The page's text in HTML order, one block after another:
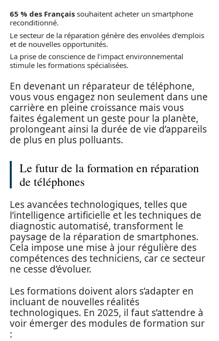
65 % des Français souhaitent acheter un smartphone
reconditionné.
Le secteur de la réparation génère des envolées d’emplois
et de nouvelles opportunités.
La prise de conscience de l’impact environnemental
stimule les formations spécialisées.
En devenant un réparateur de téléphone,
vous vous engagez non seulement dans une
carrière en pleine croissance mais vous
faites également un geste pour la planète,
prolongeant ainsi la durée de vie d’appareils
de plus en plus polluants.
Le futur de la formation en réparation
de téléphones
Les avancées technologiques, telles que
l’intelligence artificielle et les techniques de
diagnostic automatisé, transforment le
paysage de la réparation de smartphones.
Cela impose une mise à jour régulière des
compétences des techniciens, car ce secteur
ne cesse d’évoluer.
Les formations doivent alors s’adapter en
incluant de nouvelles réalités
technologiques. En 2025, il faut s’attendre à
voir émerger des modules de formation sur
: